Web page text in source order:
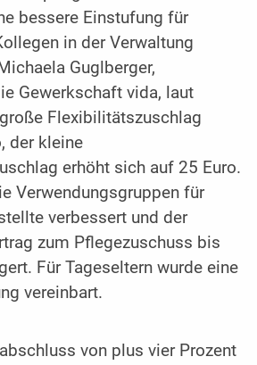
bessere Einstufung für
in der Verwaltung
Guglberger,
Gewerkschaft vida, laut
Flexibilitätszuschlag
der kleine
erhöht sich auf 25 Euro.
Verwendungsgruppen für
verbessert und der
zum Pflegezuschuss bis
Für Tageseltern wurde eine
vereinbart.
von plus vier Prozent